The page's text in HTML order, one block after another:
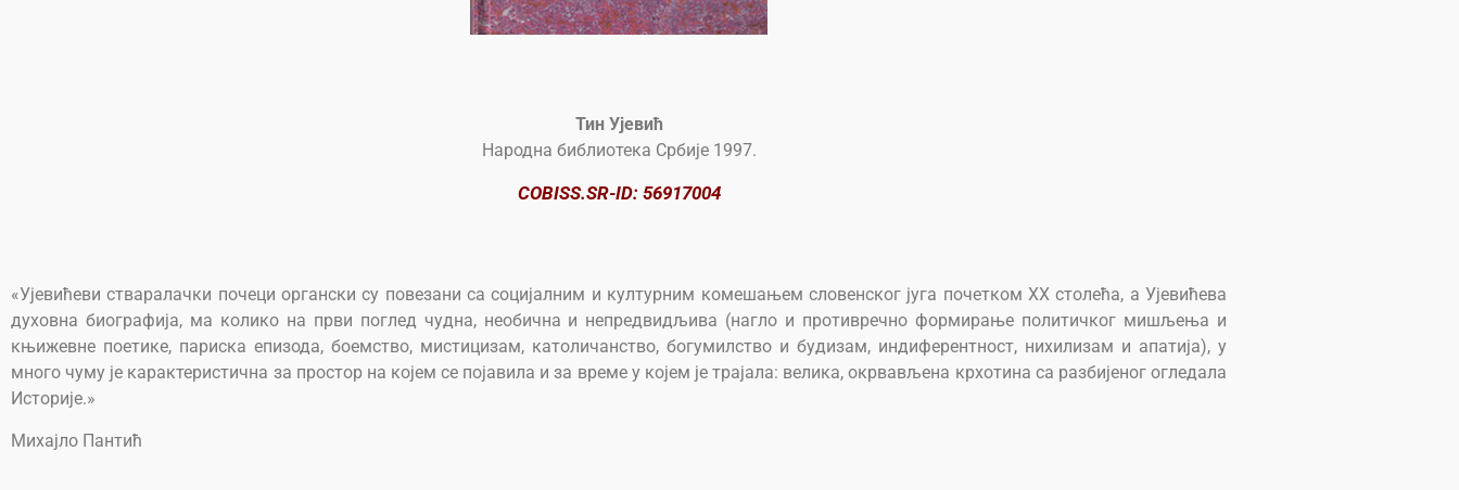
Тин Ујевић
Народна библиотека Србије 1997.
COBISS.SR-ID: 56917004
«Ујевићеви стваралачки почеци органски су повезани са социјалним и културним комешањем словенског југа почетком XX столећа, а Ујевићева
духовна биографија, ма колико на први поглед чудна, необична и непредвидљива (нагло и противречно формирање политичког мишљења и
књижевне поетике, париска епизода, боемство, мистицизам, католичанство, богумилство и будизам, индиферентност, нихилизам и апатија), у
много чуму је карактеристична за простор на којем се појавила и за време у којем је трајала: велика, окрвављена крхотина са разбијеног огледала
Историје.»
Михајло Пантић